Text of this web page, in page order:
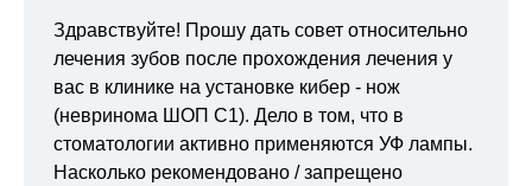
Здравствуйте! Прошу дать совет относительно
лечения зубов после прохождения лечения у
вас в клинике на установке кибер - нож
(невринома ШОП С1). Дело в том, что в
стоматологии активно применяются УФ лампы.
Насколько рекомендовано / запрещено